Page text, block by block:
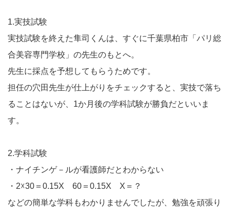
1.実技試験
実技試験を終えた隼司くんは、すぐに千葉県柏市「パリ総
合美容専門学校」の先生のもとへ。
先生に採点を予想してもらうためです。
担任の穴田先生が仕上がりをチェックすると、実技で落ち
ることはないが、1か月後の学科試験が勝負だといいま
す。
2.学科試験
・ナイチンゲ－ルが看護師だとわからない
・2☓30＝0.15X 60＝0.15X X＝？
などの簡単な学科もわかりませんでしたが、勉強を頑張り